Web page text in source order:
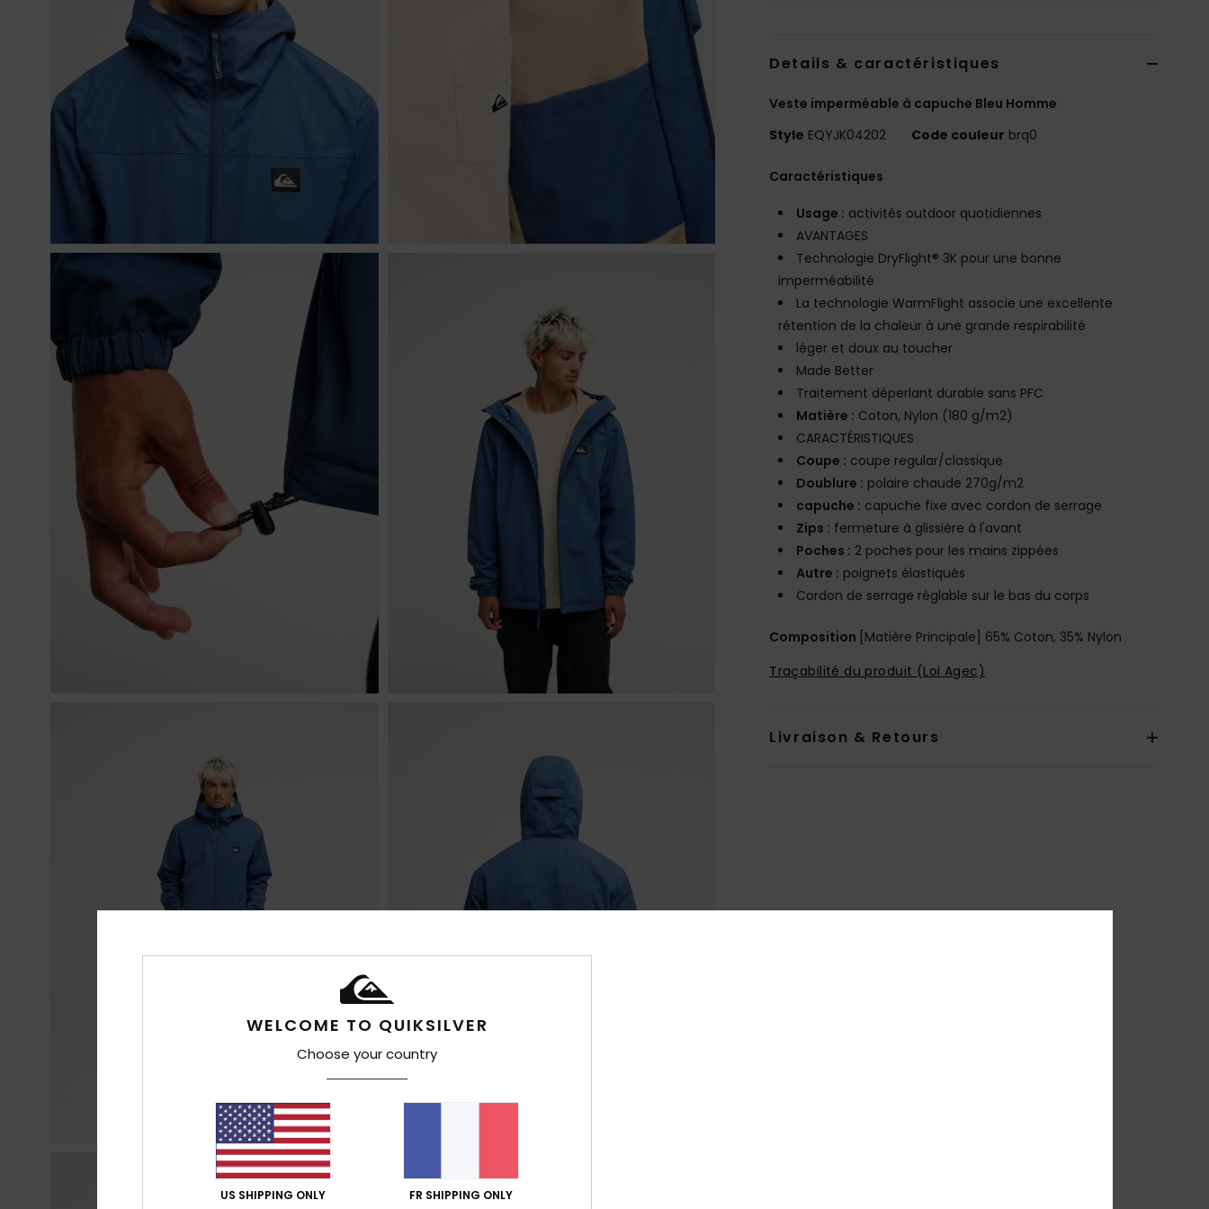
Details & caractéristiques
Veste imperméable à capuche Bleu Homme
Style EQYJK04202 Code couleur brq0
Caractéristiques
Usage : activités outdoor quotidiennes
AVANTAGES
Technologie DryFlight® 3K pour une bonne
imperméabilité
La technologie WarmFlight associe une excellente
rétention de la chaleur à une grande respirabilité
léger et doux au toucher
Made Better
Traitement déperlant durable sans PFC
Matière : Coton, Nylon (180 g/m2)
CARACTÉRISTIQUES
Coupe : coupe regular/classique
Doublure : polaire chaude 270g/m2
capuche : capuche fixe avec cordon de serrage
Zips : fermeture à glissière à l'avant
Poches : 2 poches pour les mains zippées
Autre : poignets élastiqués
Cordon de serrage réglable sur le bas du corps
Composition [Matière Principale] 65% Coton, 35% Nylon
Traçabilité du produit (Loi Agec)
Livraison & Retours
WELCOME TO QUIKSILVER
Choose your country
US SHIPPING ONLY FR SHIPPING ONLY